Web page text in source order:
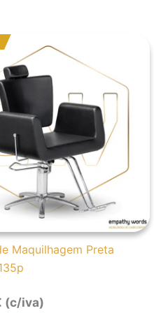
Maquilhagem Preta
(c/iva)